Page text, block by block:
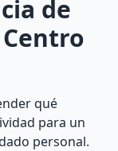
de
qué
para un
personal.